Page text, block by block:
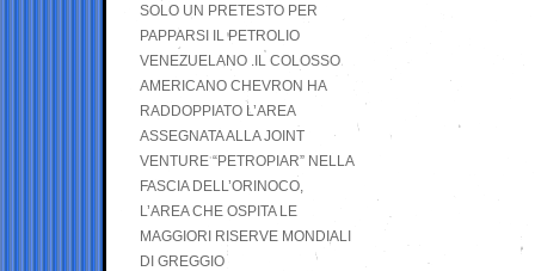
SOLO UN PRETESTO PER
PAPPARSI IL PETROLIO
VENEZUELANO .IL COLOSSO
AMERICANO CHEVRON HA
RADDOPPIATO L’AREA
ASSEGNATA ALLA JOINT
VENTURE “PETROPIAR” NELLA
FASCIA DELL’ORINOCO,
L’AREA CHE OSPITA LE
MAGGIORI RISERVE MONDIALI
DI GREGGIO